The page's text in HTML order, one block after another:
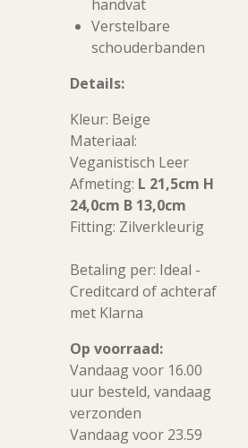
handvat
Verstelbare
schouderbanden
Details:
Kleur: Beige
Materiaal:
Veganistisch Leer
Afmeting: L 21,5cm H
24,0cm B 13,0cm
Fitting: Zilverkleurig
Betaling per: Ideal -
Creditcard of achteraf
met Klarna
Op voorraad:
Vandaag voor 16.00
uur besteld, vandaag
verzonden
Vandaag voor 23.59